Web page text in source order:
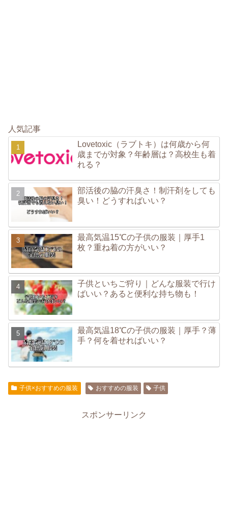
人気記事
Lovetoxic（ラブトキ）は何歳から何
歳までが対象？年齢層は？高校生も着
れる？
部活後の脇の汗臭さ！制汗剤をしても
臭い！どうすればいい？
最高気温15℃の子供の服装｜厚手1
枚？重ね着の方がいい？
子供といちご狩り｜どんな服装で行け
ばいい？あると便利な持ち物も！
最高気温18℃の子供の服装｜厚手？薄
手？何を着せればいい？
子供×おすすめの服装 おすすめの服装 子供
スポンサーリンク